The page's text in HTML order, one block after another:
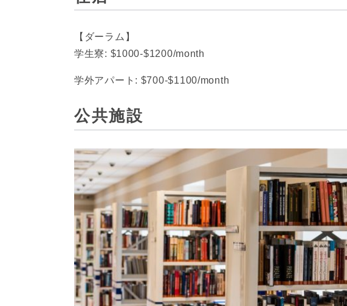
【ダーラム】
学生寮: $1000-$1200/month
学外アパート: $700-$1100/month
公共施設